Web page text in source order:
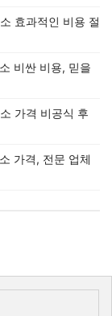
효과적인 비용 절
비싼 비용, 믿을
가격 비공식 후
가격, 전문 업체